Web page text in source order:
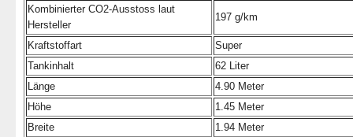
Kombinierter CO2-Ausstoss laut
Hersteller
197 g/km
Kraftstoffart
Super
Tankinhalt
62 Liter
Länge
4.90 Meter
Höhe
1.45 Meter
Breite
1.94 Meter